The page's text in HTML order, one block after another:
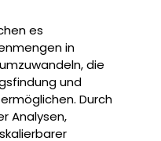
es
in
die
und
Durch
Analysen,